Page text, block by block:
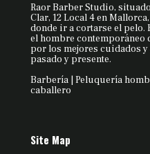
Raor Barber Studio,
Clar, 12 Local 4 en
donde ir a cortarse el pelo.
el hombre contemporáneo
por los mejores cuidados
pasado y presente.
Barbería | Peluquería
caballero
Site Map